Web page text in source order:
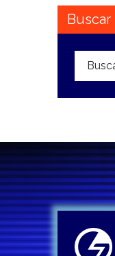
Buscar
Buscar: